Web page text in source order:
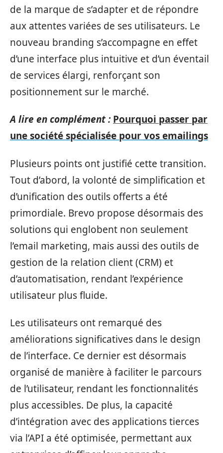
de la marque de s’adapter et de répondre
aux attentes variées de ses utilisateurs. Le
nouveau branding s’accompagne en effet
d’une interface plus intuitive et d’un éventail
de services élargi, renforçant son
positionnement sur le marché.
A lire en complément : Pourquoi passer par
une société spécialisée pour vos emailings
Plusieurs points ont justifié cette transition.
Tout d’abord, la volonté de simplification et
d’unification des outils offerts a été
primordiale. Brevo propose désormais des
solutions qui englobent non seulement
l’email marketing, mais aussi des outils de
gestion de la relation client (CRM) et
d’automatisation, rendant l’expérience
utilisateur plus fluide.
Les utilisateurs ont remarqué des
améliorations significatives dans le design
de l’interface. Ce dernier est désormais
organisé de manière à faciliter le parcours
de l’utilisateur, rendant les fonctionnalités
plus accessibles. De plus, la capacité
d’intégration avec des applications tierces
via l’API a été optimisée, permettant aux